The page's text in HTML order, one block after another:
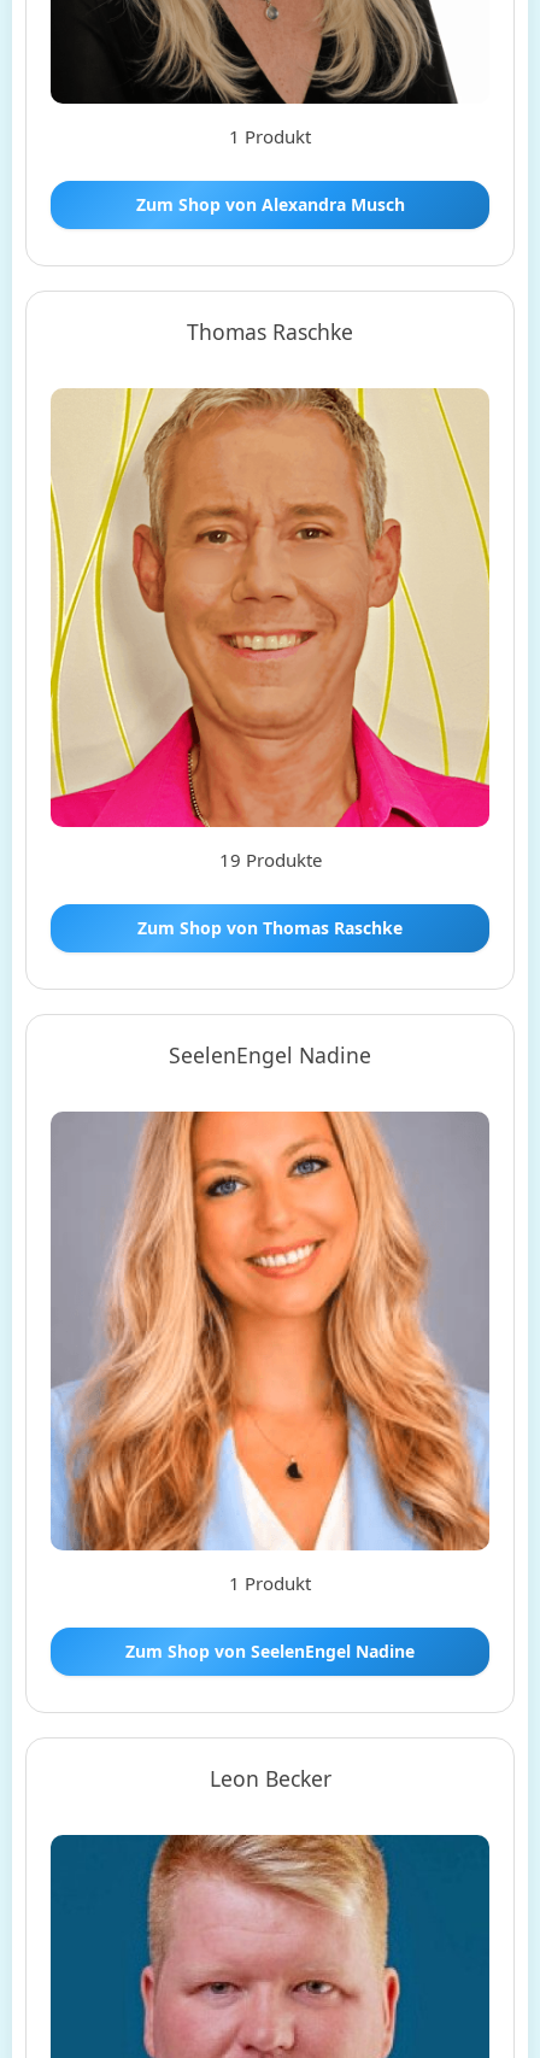
1 Produkt
Zum Shop von Alexandra Musch
Thomas Raschke
19 Produkte
Zum Shop von Thomas Raschke
SeelenEngel Nadine
1 Produkt
Zum Shop von SeelenEngel Nadine
Leon Becker